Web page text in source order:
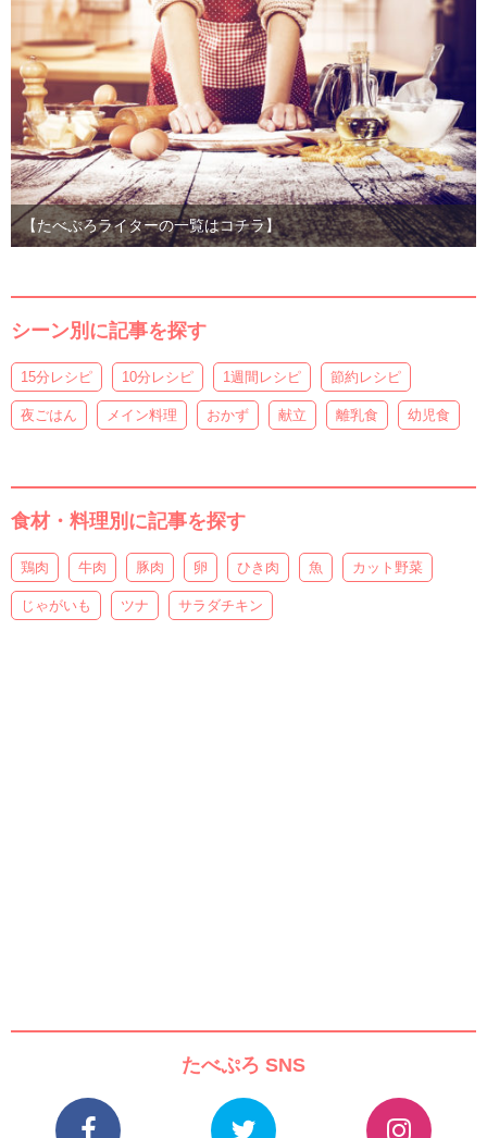
【たべぷろライターの一覧はコチラ】
シーン別に記事を探す
15分レシピ 10分レシピ 1週間レシピ 節約レシピ
夜ごはん メイン料理 おかず 献立 離乳食 幼児食
食材・料理別に記事を探す
鶏肉 牛肉 豚肉 卵 ひき肉 魚 カット野菜
じゃがいも ツナ サラダチキン
たべぷろ SNS